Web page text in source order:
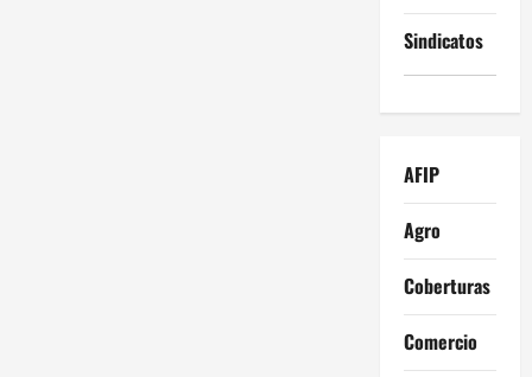
Sindicatos
AFIP
Agro
Coberturas
Comercio